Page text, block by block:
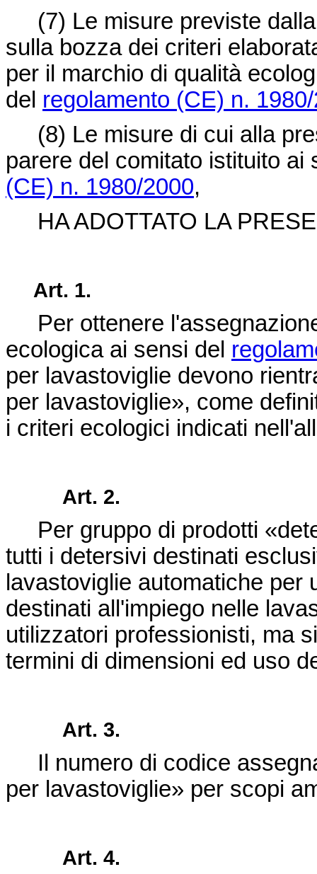
(7) Le misure previste
sulla bozza dei criteri
per il marchio di qualità
del regolamento (CE) n.
(8) Le misure di cui alla
parere del comitato istituito
(CE) n. 1980/2000,
HA ADOTTATO LA
Art. 1.
Per ottenere
ecologica ai sensi del
per lavastoviglie devono
per lavastoviglie», come
i criteri ecologici indicati
Art. 2.
Per gruppo di prodotti
tutti i detersivi destinati
lavastoviglie automatiche
destinati all'impiego nelle
utilizzatori professionisti, ma
termini di dimensioni ed uso
Art. 3.
Il numero di codice
per lavastoviglie» per scopi
Art. 4.